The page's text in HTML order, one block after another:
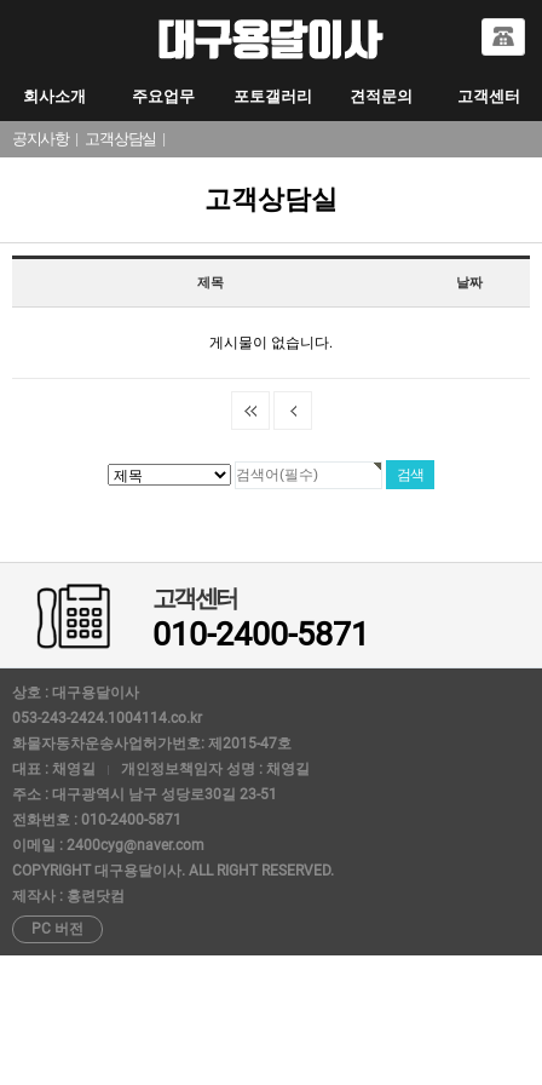
회사소개 주요업무 포토갤러리 견적문의 고객센터
공지사항| 고객상담실 |
고객상담실
제목 날짜
게시물이 없습니다.
고객센터
010-2400-5871
상호 : 대구용달이사
053-243-2424.1004114.co.kr
화물자동차운송사업허가번호: 제2015-47호
대표 : 채영길
개인정보책임자 성명 : 채영길
주소 : 대구광역시 남구 성당로30길 23-51
전화번호 : 010-2400-5871
이메일 : 2400cyg@naver.com
COPYRIGHT 대구용달이사. ALL RIGHT RESERVED.
제작사 : 홍련닷컴
PC 버전